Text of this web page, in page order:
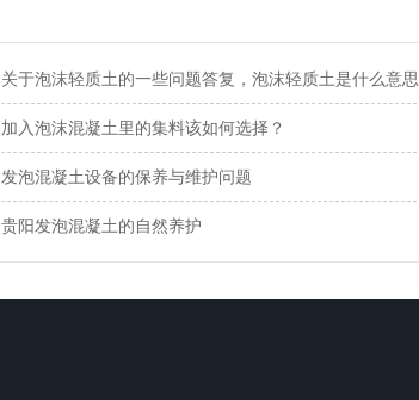
关于泡沫轻质土的一些问题答复，泡沫轻质土是什么意思
加入泡沫混凝土里的集料该如何选择？
发泡混凝土设备的保养与维护问题
贵阳发泡混凝土的自然养护